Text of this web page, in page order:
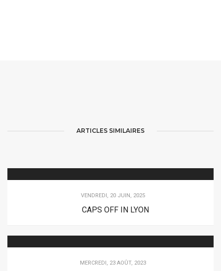
ARTICLES SIMILAIRES
VENDREDI, 20 JUIN, 2025
CAPS OFF IN LYON
MERCREDI, 23 AOÛT, 2023